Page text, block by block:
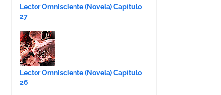
Lector Omnisciente (Novela) Capítulo
27
Lector Omnisciente (Novela) Capítulo
26